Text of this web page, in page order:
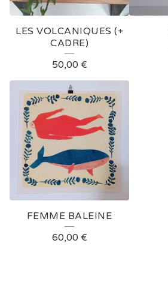
LES VOLCANIQUES (+
CADRE)
50,00 €
FEMME BALEINE
60,00 €